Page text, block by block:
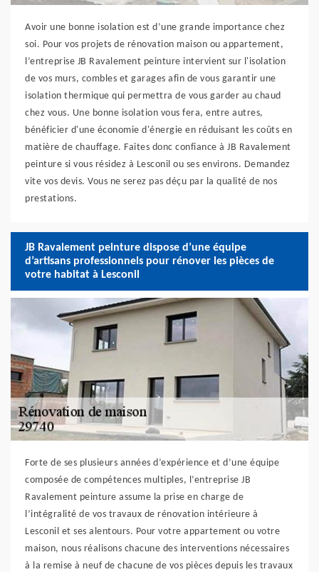
Avoir une bonne isolation est d’une grande importance chez
soi. Pour vos projets de rénovation maison ou appartement,
l’entreprise JB Ravalement peinture intervient sur l'isolation
de vos murs, combles et garages afin de vous garantir une
isolation thermique qui permettra de vous garder au chaud
chez vous. Une bonne isolation vous fera, entre autres,
bénéficier d'une économie d'énergie en réduisant les coûts en
matière de chauffage. Faites donc confiance à JB Ravalement
peinture si vous résidez à Lesconil ou ses environs. Demandez
vite vos devis. Vous ne serez pas déçu par la qualité de nos
prestations.
JB Ravalement peinture dispose d’une équipe
d’artisans professionnels pour rénover les pièces de
votre habitat à Lesconil
Forte de ses plusieurs années d’expérience et d’une équipe
composée de compétences multiples, l’entreprise JB
Ravalement peinture assume la prise en charge de
l’intégralité de vos travaux de rénovation intérieure à
Lesconil et ses alentours. Pour votre appartement ou votre
maison, nous réalisons chacune des interventions nécessaires
à la remise à neuf de chacune de vos pièces depuis les travaux